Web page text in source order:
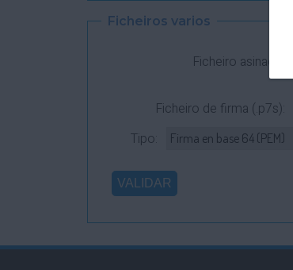
Ficheiros varios
Ficheiro asinado:
Ficheiro de firma (.p7s):
Tipo: